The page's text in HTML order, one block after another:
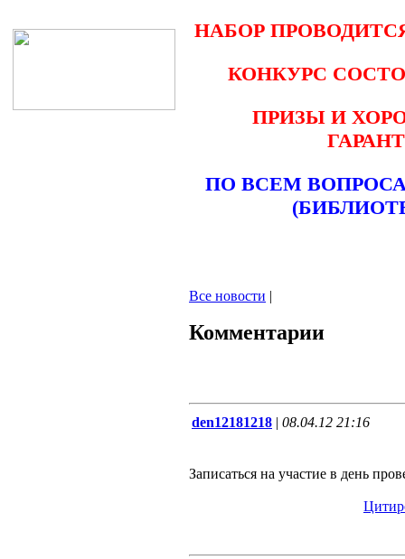
НАБОР
КОНКУРС
ПРИЗЫ И
ПО ВСЕМ
Все новости |
Комментарии
den12181218 | 08.04.12 21:16
Записаться на участие в день